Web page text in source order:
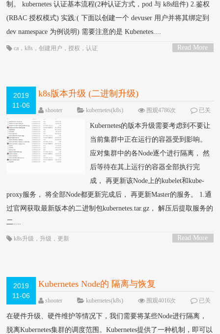
制。 kubernetes 认证基本流程(2种认证方式，pod 与 k8s组件) 2.鉴权
(RBAC 授权模式) 实践:( 下面以创建一个 devuser 用户并将其绑定到
dev namespace 为例说明) 需要注意的是 Kubenetes....
Read More
ca ，k8s ，创建用户 ，授权 ，认证
2019
11-06
k8s版本升级 (二进制升级)
shooter kubernetes(k8s) 围观4786次
已关
闭评论
Kubernetes的版本升级需要考虑到不要让
当前集群中正在运行的容器受到影响。
应对集群中的各Node逐个进行隔离， 然
后等待在其上运行的容器全部执行完
成， 再更新该Node上的kubelet和kube-
proxy服务， 将全部Node都更新完成后， 再更新Master的服务。 1.通
过官网获取最新版本的二进制包kubernetes.tar.gz， 解压后提取服务的
二....
Read More
k8s升级 ， 升级 ， 更新
2019
11-06
Kubernetes Node的 隔离与恢复
shooter kubernetes(k8s) 围观4016次
已关
在硬件升级、硬件维护等情况下，我们需要将某些Node进行隔离，
脱离Kubernetes集群的调度范围。Kubernetes提供了一种机制，即可以